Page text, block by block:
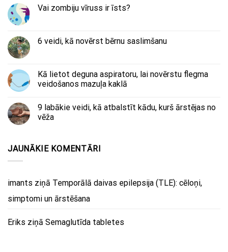
Vai zombiju vīruss ir īsts?
6 veidi, kā novērst bērnu saslimšanu
Kā lietot deguna aspiratoru, lai novērstu flegma
veidošanos mazuļa kaklā
9 labākie veidi, kā atbalstīt kādu, kurš ārstējas no
vēža
JAUNĀKIE KOMENTĀRI
imants ziņā Temporālā daivas epilepsija (TLE): cēloņi,
simptomi un ārstēšana
Eriks ziņā Semaglutīda tabletes